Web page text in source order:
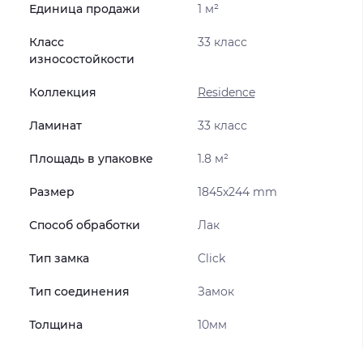
Единица продажи 1 м²
Класс
износостойкости
33 класс
Коллекция Residence
Ламинат 33 класс
Площадь в упаковке 1.8 м²
Размер 1845x244 mm
Способ обработки Лак
Тип замка Click
Тип соединения Замок
Толщина 10мм